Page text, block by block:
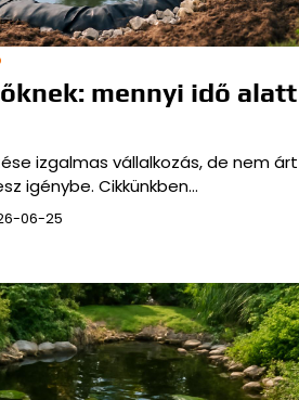
mennyi idő alatt
izgalmas vállalkozás, de nem árt
igénybe. Cikkünkben…
06-25